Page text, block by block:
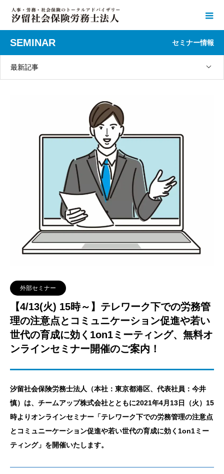
SEMINAR セミナー情報
最新記事
外部セミナー
【4/13(火) 15時～】テレワーク下での労務管
理の注意点とコミュニケーション促進や若い
世代の育成に効く1on1ミーティング、無料オ
ンラインセミナー開催のご案内！
汐留社会保険労務士法人（本社：東京都港区、代表社員：今井
慎）は、チームアップ株式会社とともに2021年4月13日（火）15
時よりオンラインセミナー「テレワーク下での労務管理の注意点
とコミュニーケーション促進や若い世代の育成に効く1on1ミー
ティング」を開催いたします。